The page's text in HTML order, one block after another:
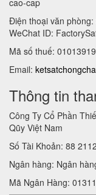
cao-cap
Điện thoại văn
WeChat ID:
Mã số thuế:
Email:
Thông tin
Công Ty Cổ Phần
Qũy Việt Nam
Số Tài Khoản: 88
Ngân hàng: Ngân
Mã Ngân Hàng: